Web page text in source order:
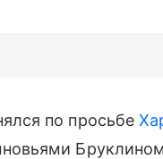
по просьбе